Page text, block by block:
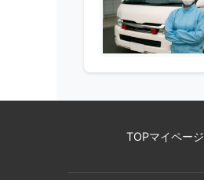
TOPマイページ